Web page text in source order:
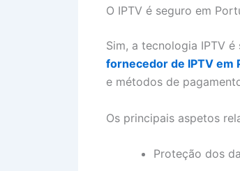
O IPTV é seguro em
Sim, a tecnologia IPTV
fornecedor de IPTV em
e métodos de
Os principais aspetos
Proteção dos